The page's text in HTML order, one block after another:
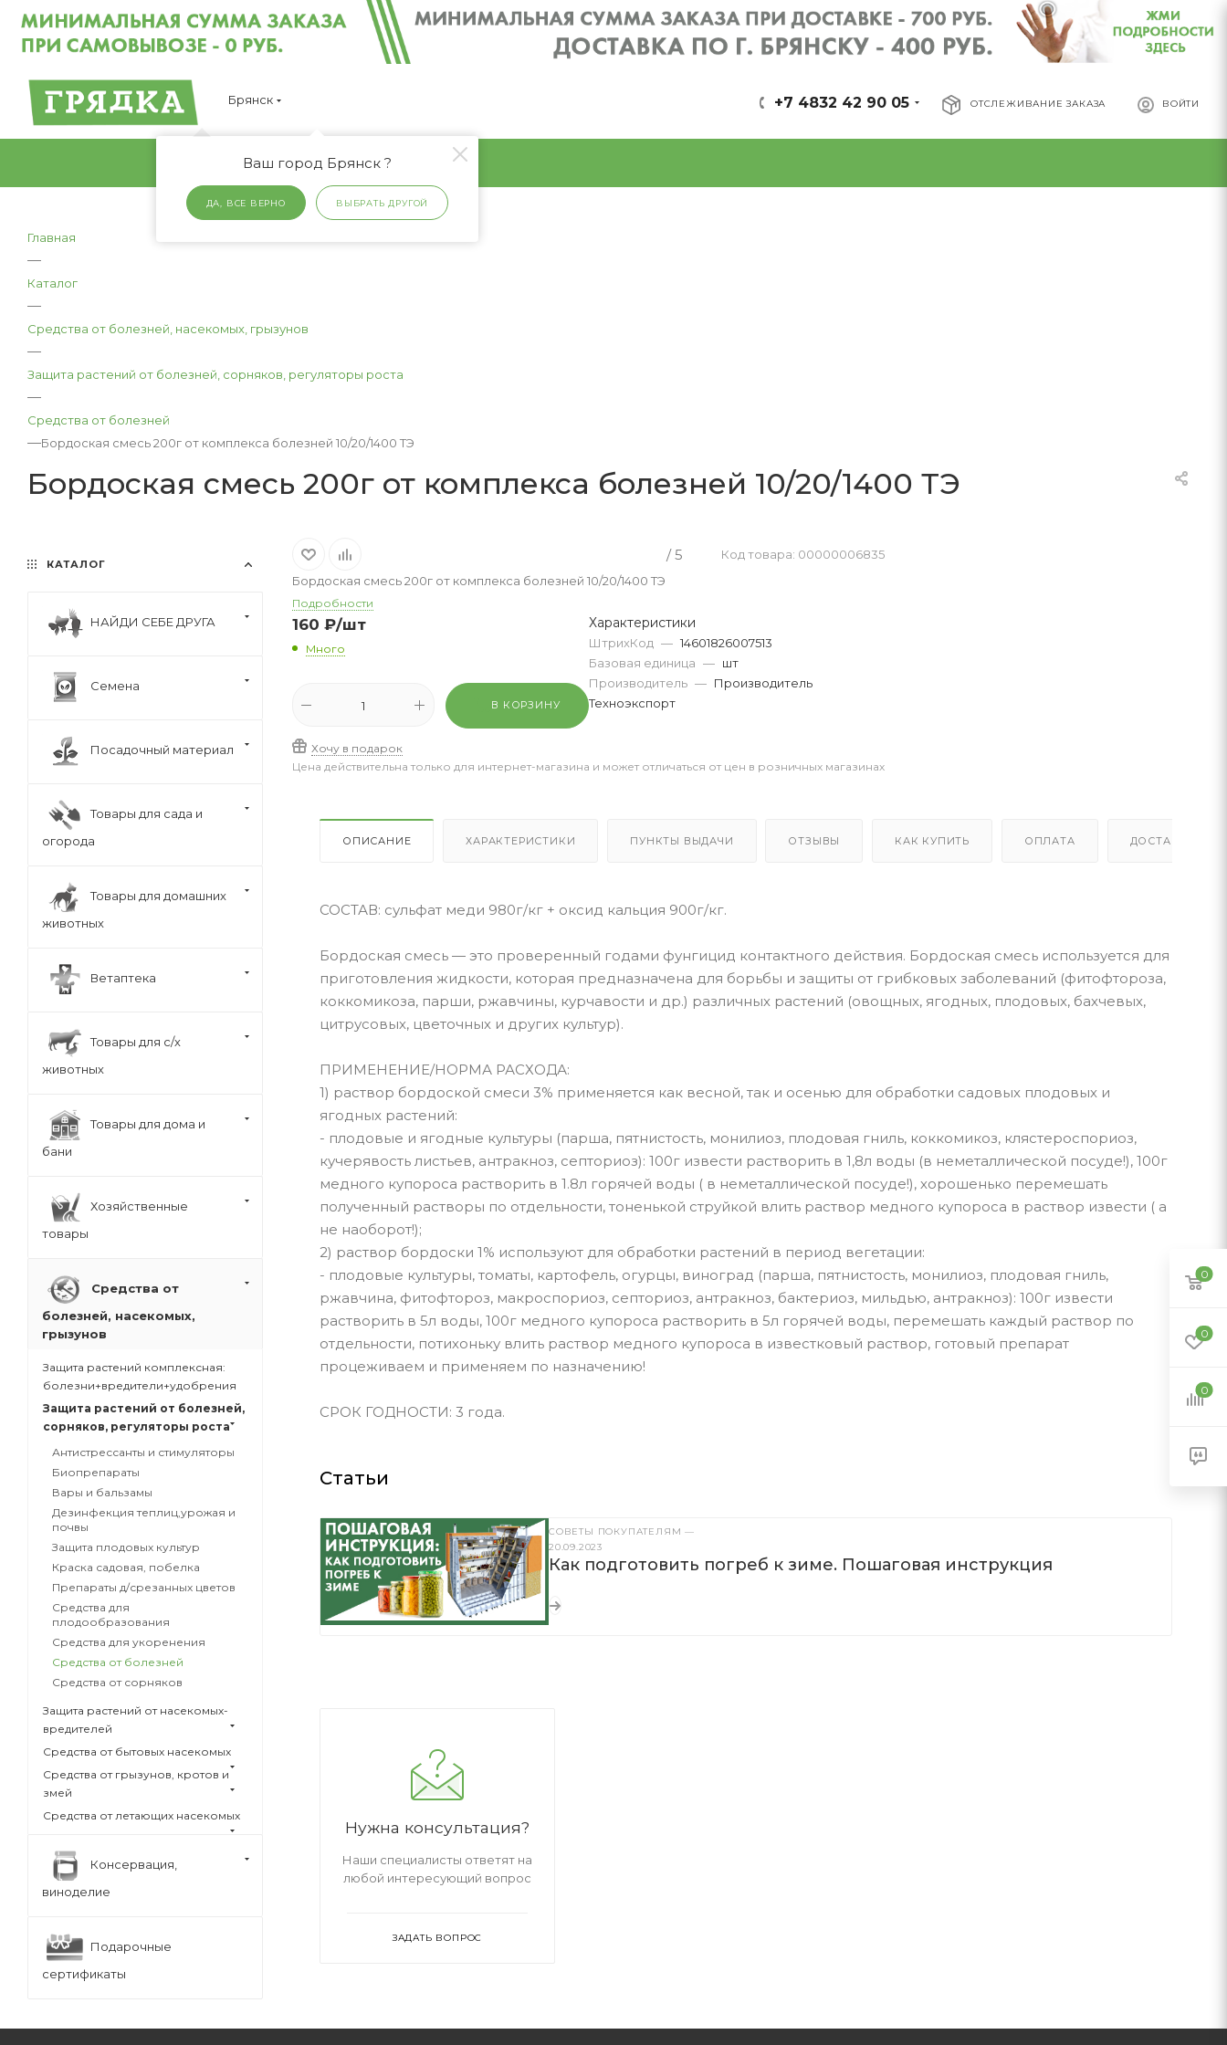
Брянск
Ваш город Брянск ?
ДА, ВСЕ ВЕРНО ВЫБРАТЬ ДРУГОЙ
ОТСЛЕЖИВАНИЕ ЗАКАЗА ВОЙТИ
+7 4832 42 90 05
Главная
—
Каталог
—
Средства от болезней, насекомых, грызунов
—
Защита растений от болезней, сорняков, регуляторы роста
—
Средства от болезней
—Бордоская смесь 200г от комплекса болезней 10/20/1400 ТЭ
Бордоская смесь 200г от комплекса болезней 10/20/1400 ТЭ
/ 5
Код товара: 00000006835
Бордоская смесь 200г от комплекса болезней 10/20/1400 ТЭ
Подробности
160 ₽/шт
Много
В КОРЗИНУ
Хочу в подарок
Характеристики
ШтрихКод — 14601826007513
Базовая единица — шт
Производитель — Производитель
Техноэкспорт
Цена действительна только для интернет-магазина и может отличаться от цен в розничных магазинах
ОПИСАНИЕ ХАРАКТЕРИСТИКИ ПУНКТЫ ВЫДАЧИ ОТЗЫВЫ КАК КУПИТЬ ОПЛАТА ДОСТАВКА
СОСТАВ: сульфат меди 980г/кг + оксид кальция 900г/кг.
Бордоская смесь — это проверенный годами фунгицид контактного действия. Бордоская смесь используется для
приготовления жидкости, которая предназначена для борьбы и защиты от грибковых заболеваний (фитофтороза,
коккомикоза, парши, ржавчины, курчавости и др.) различных растений (овощных, ягодных, плодовых, бахчевых,
цитрусовых, цветочных и других культур).
ПРИМЕНЕНИЕ/НОРМА РАСХОДА:
1) раствор бордоской смеси 3% применяется как весной, так и осенью для обработки садовых плодовых и
ягодных растений:
- плодовые и ягодные культуры (парша, пятнистость, монилиоз, плодовая гниль, коккомикоз, клястероспориоз,
кучерявость листьев, антракноз, септориоз): 100г извести растворить в 1,8л воды (в неметаллической посуде!), 100г
медного купороса растворить в 1.8л горячей воды ( в неметаллической посуде!), хорошенько перемешать
полученный растворы по отдельности, тоненькой струйкой влить раствор медного купороса в раствор извести ( а
не наоборот!);
2) раствор бордоски 1% используют для обработки растений в период вегетации:
- плодовые культуры, томаты, картофель, огурцы, виноград (парша, пятнистость, монилиоз, плодовая гниль,
ржавчина, фитофтороз, макроспориоз, септориоз, антракноз, бактериоз, мильдью, антракноз): 100г извести
растворить в 5л воды, 100г медного купороса растворить в 5л горячей воды, перемешать каждый раствор по
отдельности, потихоньку влить раствор медного купороса в известковый раствор, готовый препарат
процеживаем и применяем по назначению!
СРОК ГОДНОСТИ: 3 года.
Статьи
СОВЕТЫ ПОКУПАТЕЛЯМ—
20.09.2023
Как подготовить погреб к зиме. Пошаговая инструкция
Нужна консультация?
Наши специалисты ответят на
любой интересующий вопрос
ЗАДАТЬ ВОПРОС
КАТАЛОГ
НАЙДИ СЕБЕ ДРУГА
Семена
Посадочный материал
Товары для сада и
огорода
Товары для домашних
животных
Ветаптека
Товары для с/х
животных
Товары для дома и
бани
Хозяйственные
товары
Средства от
болезней, насекомых,
грызунов
Защита растений комплексная:
болезни+вредители+удобрения
Защита растений от болезней,
сорняков, регуляторы роста
Антистрессанты и стимуляторы
Биопрепараты
Вары и бальзамы
Дезинфекция теплиц,урожая и
почвы
Защита плодовых культур
Краска садовая, побелка
Препараты д/срезанных цветов
Средства для
плодообразования
Средства для укоренения
Средства от болезней
Средства от сорняков
Защита растений от насекомых-
вредителей
Средства от бытовых насекомых
Средства от грызунов, кротов и
змей
Средства от летающих насекомых
Консервация,
виноделие
Подарочные
сертификаты
0
0
0